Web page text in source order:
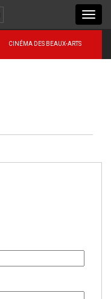
CINÉMA DES BEAUX-ARTS